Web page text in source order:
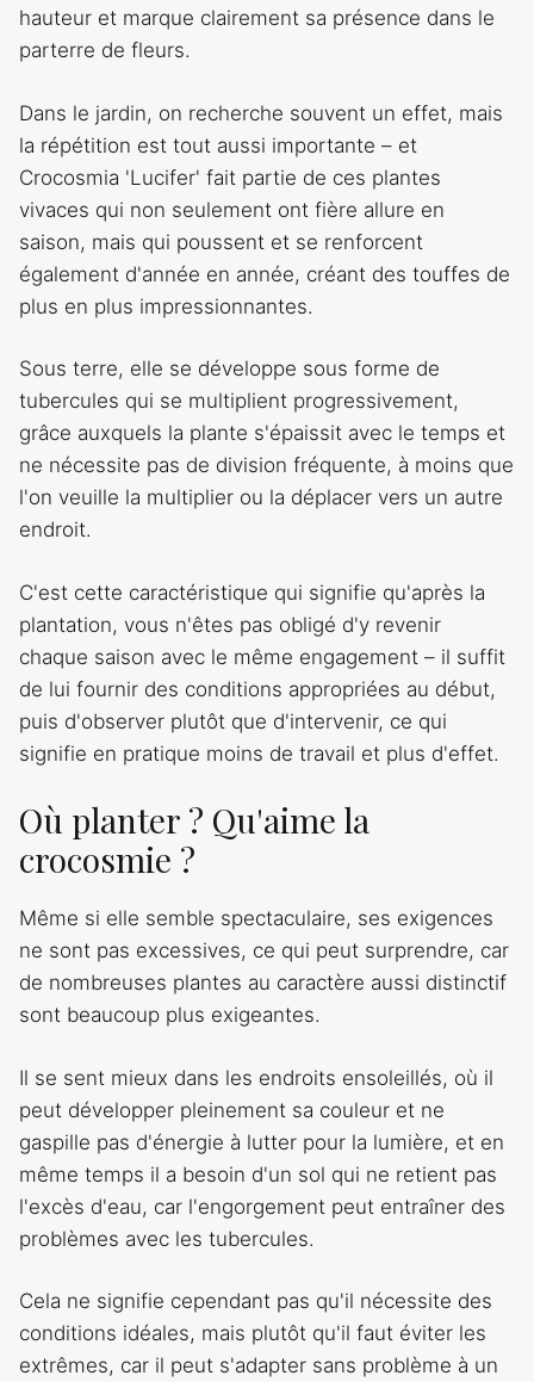
hauteur et marque clairement sa présence dans le
parterre de fleurs.
Dans le jardin, on recherche souvent un effet, mais
la répétition est tout aussi importante – et
Crocosmia 'Lucifer' fait partie de ces plantes
vivaces qui non seulement ont fière allure en
saison, mais qui poussent et se renforcent
également d'année en année, créant des touffes de
plus en plus impressionnantes.
Sous terre, elle se développe sous forme de
tubercules qui se multiplient progressivement,
grâce auxquels la plante s'épaissit avec le temps et
ne nécessite pas de division fréquente, à moins que
l'on veuille la multiplier ou la déplacer vers un autre
endroit.
C'est cette caractéristique qui signifie qu'après la
plantation, vous n'êtes pas obligé d'y revenir
chaque saison avec le même engagement – il suffit
de lui fournir des conditions appropriées au début,
puis d'observer plutôt que d'intervenir, ce qui
signifie en pratique moins de travail et plus d'effet.
Où planter ? Qu'aime la
crocosmie ?
Même si elle semble spectaculaire, ses exigences
ne sont pas excessives, ce qui peut surprendre, car
de nombreuses plantes au caractère aussi distinctif
sont beaucoup plus exigeantes.
Il se sent mieux dans les endroits ensoleillés, où il
peut développer pleinement sa couleur et ne
gaspille pas d'énergie à lutter pour la lumière, et en
même temps il a besoin d'un sol qui ne retient pas
l'excès d'eau, car l'engorgement peut entraîner des
problèmes avec les tubercules.
Cela ne signifie cependant pas qu'il nécessite des
conditions idéales, mais plutôt qu'il faut éviter les
extrêmes, car il peut s'adapter sans problème à un